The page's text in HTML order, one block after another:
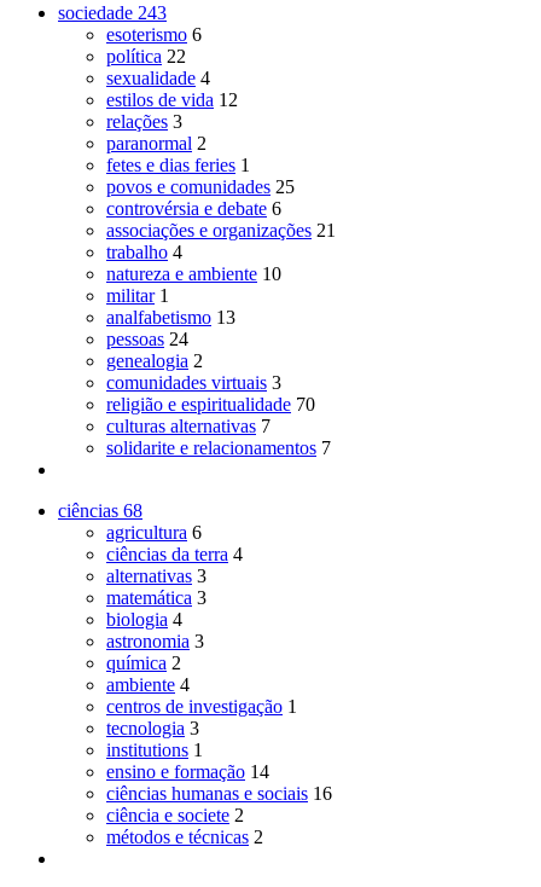
sociedade 243
esoterismo 6
política 22
sexualidade 4
estilos de vida 12
relações 3
paranormal 2
fetes e dias feries 1
povos e comunidades 25
controvérsia e debate 6
associações e organizações 21
trabalho 4
natureza e ambiente 10
militar 1
analfabetismo 13
pessoas 24
genealogia 2
comunidades virtuais 3
religião e espiritualidade 70
culturas alternativas 7
solidarite e relacionamentos 7
ciências 68
agricultura 6
ciências da terra 4
alternativas 3
matemática 3
biologia 4
astronomia 3
química 2
ambiente 4
centros de investigação 1
tecnologia 3
institutions 1
ensino e formação 14
ciências humanas e sociais 16
ciência e societe 2
métodos e técnicas 2